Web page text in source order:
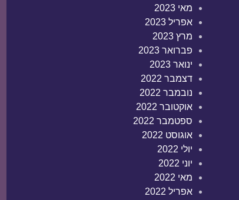
מאי 2023
אפריל 2023
מרץ 2023
פברואר 2023
ינואר 2023
דצמבר 2022
נובמבר 2022
אוקטובר 2022
ספטמבר 2022
אוגוסט 2022
יולי 2022
יוני 2022
מאי 2022
אפריל 2022